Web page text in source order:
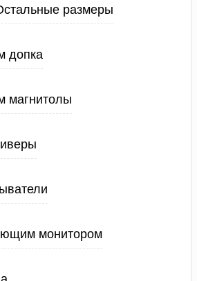
размеры
допка
магнитолы
монитором